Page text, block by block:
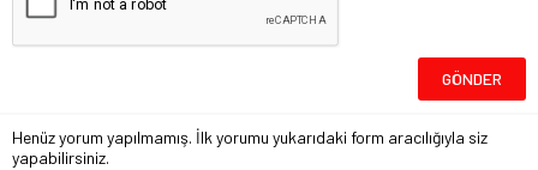
Henüz yorum yapılmamış. İlk yorumu yukarıdaki form aracılığıyla siz
yapabilirsiniz.